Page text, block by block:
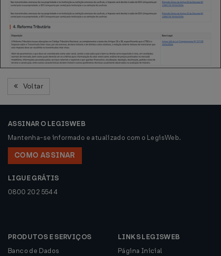
Voltar
ASSINAR O LEGISWEB
Mantenha-se informado e atualizado com o LegisWeb.
COMO ASSINAR
LIGUE GRÁTIS
0800 202 5544
PRODUTOS E SERVIÇOS
Banco de Dados
LINKS LEGISWEB
Página Inicial